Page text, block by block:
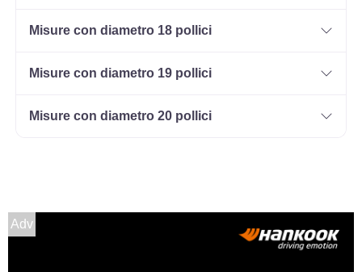
Misure con diametro 18 pollici
Misure con diametro 19 pollici
Misure con diametro 20 pollici
Adv